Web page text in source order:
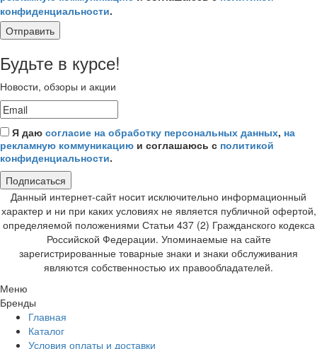
конфиденциальности.
Отправить
Будьте в курсе!
Новости, обзоры и акции
Я даю согласие на обработку персональных данных, на
рекламную коммуникацию и соглашаюсь с политикой
конфиденциальности.
Подписаться
Данный интернет-сайт носит исключительно информационный
характер и ни при каких условиях не является публичной офертой,
определяемой положениями Статьи 437 (2) Гражданского кодекса
Российской Федерации. Упоминаемые на сайте
зарегистрированные товарные знаки и знаки обслуживания
являются собственностью их правообладателей.
Меню
Бренды
Главная
Каталог
Условия оплаты и доставки